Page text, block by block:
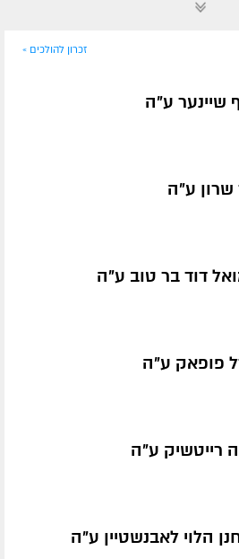
זכרון להולכים »
שיינער ע״ה
ע״ה
דוד בר טוב ע״ה
פופאק ע״ה
רייטשיק ע״ה
הלוי לאבנשטיין ע״ה